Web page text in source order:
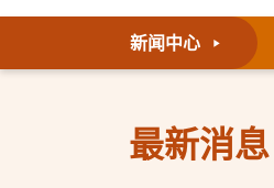
新闻中心
最新消息